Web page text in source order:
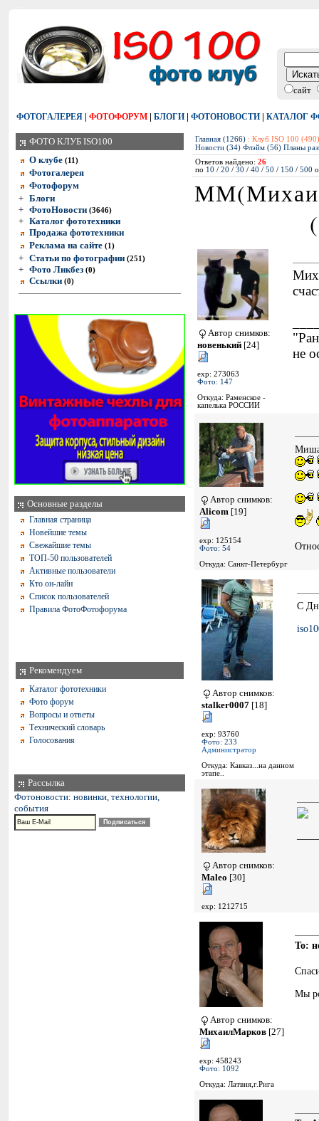
сайт
ФОТОГАЛЕРЕЯ | ФОТОФОРУМ | БЛОГИ | ФОТОНОВОСТИ | КАТАЛОГ
ФОТО КЛУБ ISO100
О клубе (11)
Фотогалерея
Фотофорум
+ Блоги
+ ФотоНовости (3646)
+ Каталог фототехники
Продажа фототехники
Реклама на сайте (1)
+ Статьи по фотографии (251)
+ Фото Ликбез (0)
Ссылки (0)
Основные разделы
Главная страница
Новейшие темы
Свежайшие темы
ТОП-50 пользователей
Активные пользователи
Кто он-лайн
Список пользователей
Правила ФотоФотофорума
Рекомендуем
Каталог фототехники
Фото форум
Вопросы и ответы
Технический словарь
Голосования
Рассылка
Фотоновости: новинки, технологии,
события
Главная (1266) : Клуб ISO 100
Новости (34) Флэйм (56) Планы
Ответов найдено: 26
по 10 / 20 / 30 / 40 / 50 / 150 / 500
Автор снимков:
новенький [24]
exp: 273063
Фото: 147
Откуда: Раменское -
капелька РОССИИ
не
Автор снимков:
Alicom [19]
exp: 125154
Фото: 54
Откуда: Санкт-Петербург
Миша
Автор снимков:
stalker0007 [18]
exp: 93760
Фото: 233
Администратор
Откуда: Кавказ...на данном
этапе..
С
Автор снимков:
Maleo [30]
exp: 1212715
Автор снимков:
МихаилМарков [27]
exp: 458243
Фото: 1092
Откуда: Латвия,г.Рига
To:
Мы